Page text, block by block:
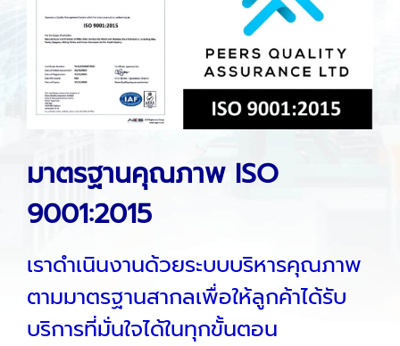
มาตรฐานคุณภาพ ISO
9001:2015
เราดำเนินงานด้วยระบบบริหารคุณภาพ
ตามมาตรฐานสากลเพื่อให้ลูกค้าได้รับ
บริการที่มั่นใจได้ในทุกขั้นตอน